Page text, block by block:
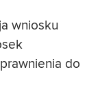
wniosku
do